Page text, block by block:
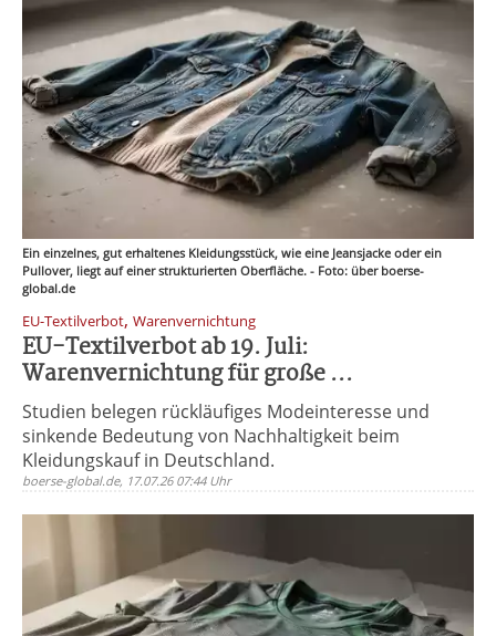
Ein einzelnes, gut erhaltenes Kleidungsstück, wie eine Jeansjacke oder ein
Pullover, liegt auf einer strukturierten Oberfläche. - Foto: über boerse-
global.de
EU-Textilverbot, Warenvernichtung
EU-Textilverbot ab 19. Juli:
Warenvernichtung für große ...
Studien belegen rückläufiges Modeinteresse und
sinkende Bedeutung von Nachhaltigkeit beim
Kleidungskauf in Deutschland.
boerse-global.de, 17.07.26 07:44 Uhr